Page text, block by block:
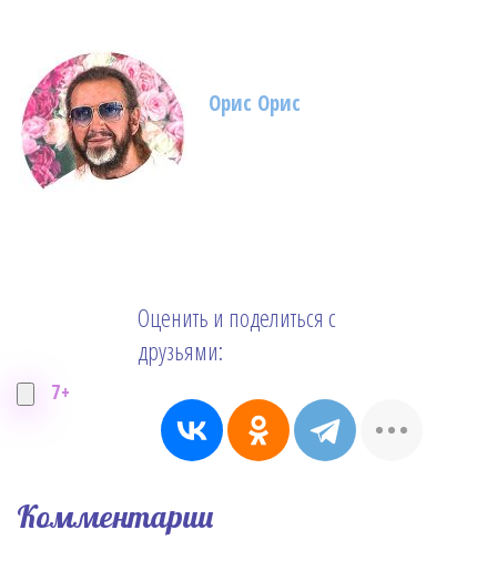
Орис Орис
7+
Оценить и поделиться с
друзьями:
Комментарии